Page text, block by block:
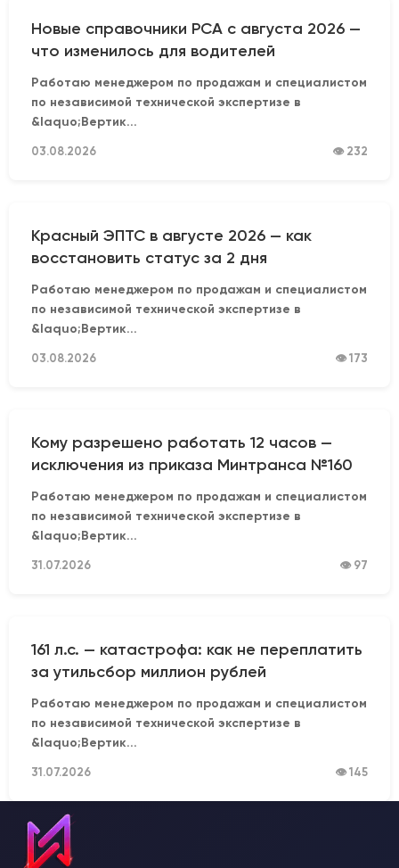
Новые справочники РСА с августа 2026 —
что изменилось для водителей
Работаю менеджером по продажам и специалистом
по независимой технической экспертизе в
&laquo;Вертик...
03.08.2026 👁 232
Красный ЭПТС в августе 2026 — как
восстановить статус за 2 дня
Работаю менеджером по продажам и специалистом
по независимой технической экспертизе в
&laquo;Вертик...
03.08.2026 👁 173
Кому разрешено работать 12 часов —
исключения из приказа Минтранса №160
Работаю менеджером по продажам и специалистом
по независимой технической экспертизе в
&laquo;Вертик...
31.07.2026 👁 97
161 л.с. — катастрофа: как не переплатить
за утильсбор миллион рублей
Работаю менеджером по продажам и специалистом
по независимой технической экспертизе в
&laquo;Вертик...
31.07.2026 👁 145